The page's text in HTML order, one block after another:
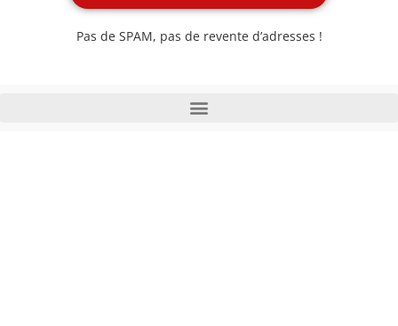
Pas de SPAM, pas de revente d’adresses !